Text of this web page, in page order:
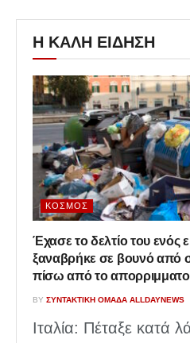
Η ΚΑΛΗ ΕΙΔΗΣΗ
ΚΌΣΜΟΣ
Έχασε το δελτίο του ενός
ξαναβρήκε σε βουνό από
πίσω από το
BY ΣΥΝΤΑΚΤΙΚΉ ΟΜΆΔΑ ALLDAYNEWS
Ιταλία: Πέταξε κατά